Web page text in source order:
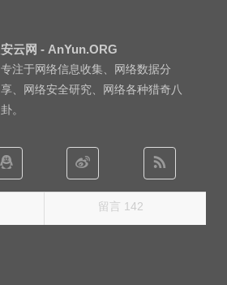
安云网 - AnYun.ORG
专注于网络信息收集、网络数据分
享、网络安全研究、网络各种猎奇八
卦。
留言 142